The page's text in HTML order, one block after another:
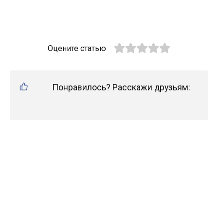
Оцените статью
Понравилось? Расскажи друзьям: